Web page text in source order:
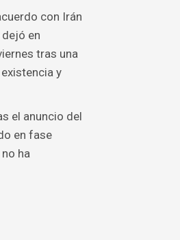
con Irán
en
tras una
y
el anuncio del
en fase
ha